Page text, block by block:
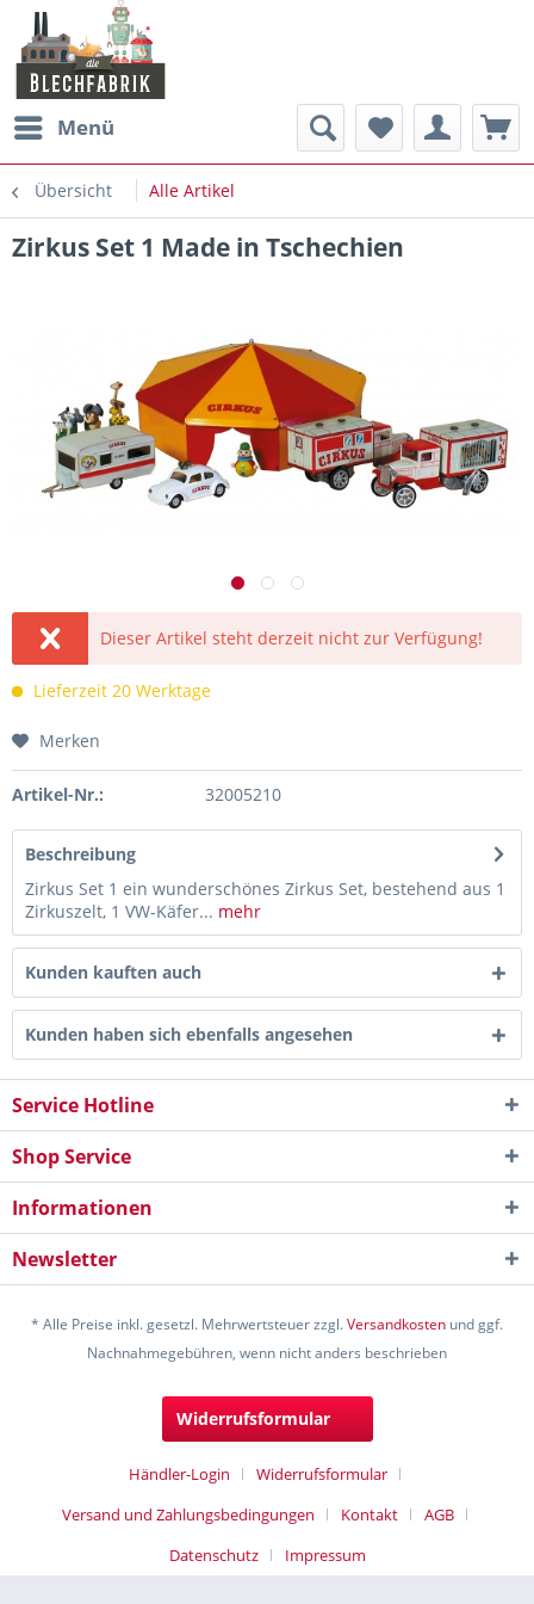
Menü
Übersicht Alle Artikel
Zirkus Set 1 Made in Tschechien
Dieser Artikel steht derzeit nicht zur Verfügung!
Lieferzeit 20 Werktage
Merken
Artikel-Nr.: 32005210
Beschreibung
Zirkus Set 1 ein wunderschönes Zirkus Set, bestehend aus 1
Zirkuszelt, 1 VW-Käfer... mehr
Kunden kauften auch
Kunden haben sich ebenfalls angesehen
Service Hotline
Shop Service
Informationen
Newsletter
* Alle Preise inkl. gesetzl. Mehrwertsteuer zzgl.Versandkosten und ggf.
Nachnahmegebühren, wenn nicht anders beschrieben
Widerrufsformular
Händler-Login
Widerrufsformular
Versand und Zahlungsbedingungen
Kontakt
AGB
Datenschutz
Impressum